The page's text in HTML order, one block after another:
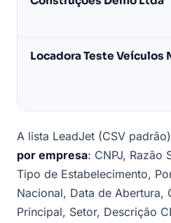
Verde
exemplo)
Locadora Teste Veículos
A lista LeadJet (CSV
por empresa: CNPJ, Razão
Tipo de Estabelecimento,
Nacional, Data de Abertura,
Principal, Setor, Descrição